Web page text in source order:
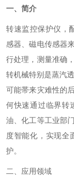
一、简介
转速监控保护仪，
感器、磁电传感器
行处理，测量准确
转机械特别是蒸汽
可能帯来灾难性的
何快速通过临界转
油、化工等工业部
度智能化，实现全
护。
二、应用领域